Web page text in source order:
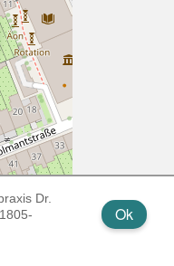
Dr.
Ok